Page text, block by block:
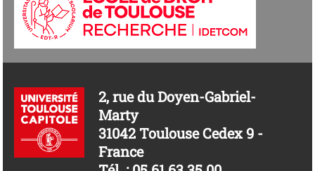
2, rue du Doyen-Gabriel-
Marty
31042 Toulouse Cedex 9 -
France